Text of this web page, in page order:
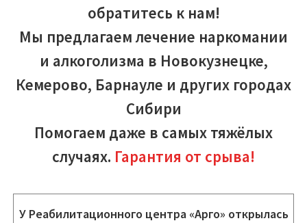
обратитесь к нам!
Мы предлагаем лечение наркомании
и алкоголизма в Новокузнецке,
Кемерово, Барнауле и других городах
Сибири
Помогаем даже в самых тяжёлых
случаях. Гарантия от срыва!
У Реабилитационного центра «Арго» открылась